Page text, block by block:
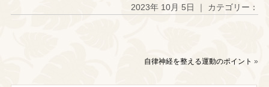
2023年 10月 5日 ｜ カテゴリー：
自律神経を整える運動のポイント »